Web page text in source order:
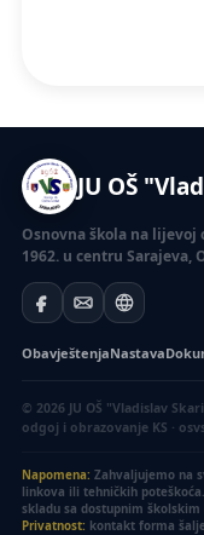
JU OŠ
Osnovna škola na lijevoj
1962. u centru Sarajeva,
ObavještenjaNastava
© 2026 JU OŠ "Vladislav
odgoj i obrazovanje KS ·
Napomena: Zahvaljujemo na
linkova ili tehničkih
skladu sa dostupnim
Privatnost: kontakt forma